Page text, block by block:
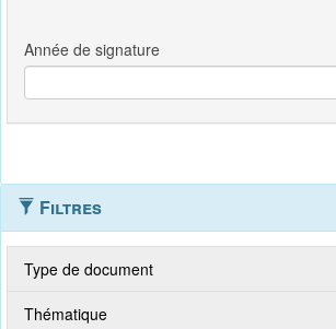
Filtres
Type de document
Thématique